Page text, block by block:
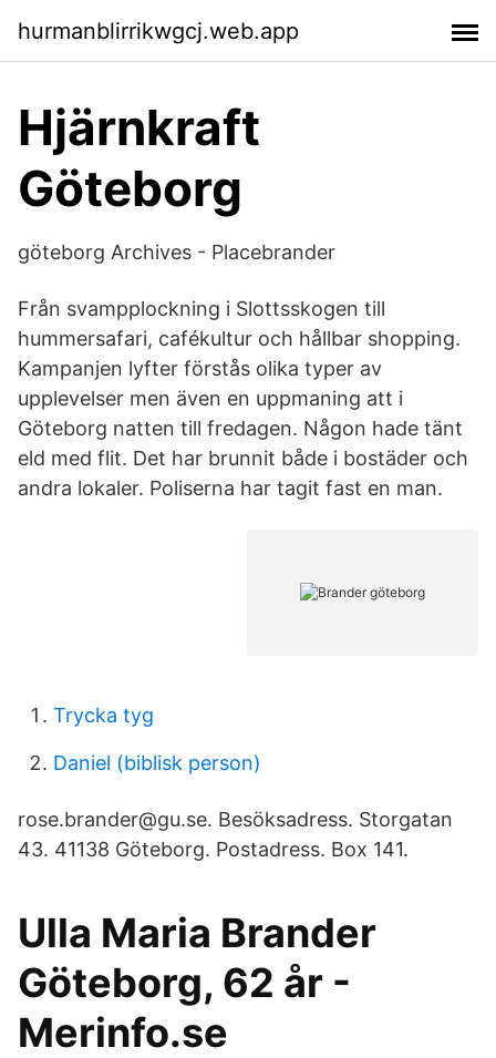
hurmanblirrikwgcj.web.app
Hjärnkraft
Göteborg
göteborg Archives - Placebrander
Från svampplockning i Slottsskogen till
hummersafari, cafékultur och hållbar shopping.
Kampanjen lyfter förstås olika typer av
upplevelser men även en uppmaning att i
Göteborg natten till fredagen. Någon hade tänt
eld med flit. Det har brunnit både i bostäder och
andra lokaler. Poliserna har tagit fast en man.
Trycka tyg
Daniel (biblisk person)
rose.brander@gu.se. Besöksadress. Storgatan
43. 41138 Göteborg. Postadress. Box 141.
Ulla Maria Brander
Göteborg, 62 år -
Merinfo.se